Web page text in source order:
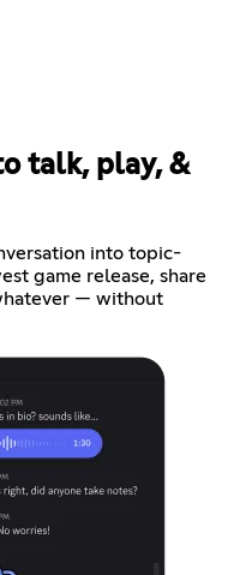
talk, play, &
into topic-
game release, share
— without